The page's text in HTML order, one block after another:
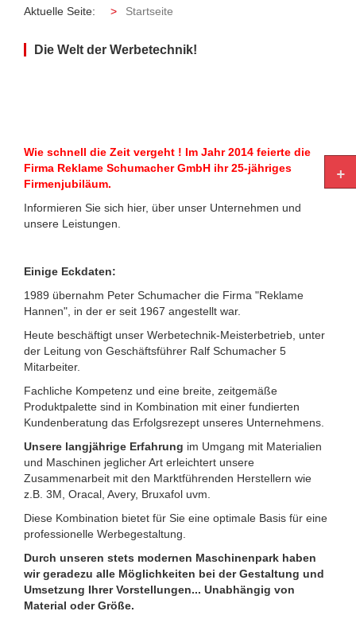
Aktuelle Seite: Startseite
Die Welt der Werbetechnik!
Wie schnell die Zeit vergeht ! Im Jahr 2014 feierte die
Firma Reklame Schumacher GmbH ihr 25-jähriges
Firmenjubiläum.
Informieren Sie sich hier, über unser Unternehmen und
unsere Leistungen.
Einige Eckdaten:
1989 übernahm Peter Schumacher die Firma "Reklame
Hannen", in der er seit 1967 angestellt war.
Heute beschäftigt unser Werbetechnik-Meisterbetrieb, unter
der Leitung von Geschäftsführer Ralf Schumacher 5
Mitarbeiter.
Fachliche Kompetenz und eine breite, zeitgemäße
Produktpalette sind in Kombination mit einer fundierten
Kundenberatung das Erfolgsrezept unseres Unternehmens.
Unsere langjährige Erfahrung im Umgang mit Materialien
und Maschinen jeglicher Art erleichtert unsere
Zusammenarbeit mit den Marktführenden Herstellern wie
z.B. 3M, Oracal, Avery, Bruxafol uvm.
Diese Kombination bietet für Sie eine optimale Basis für eine
professionelle Werbegestaltung.
Durch unseren stets modernen Maschinenpark haben
wir geradezu alle Möglichkeiten bei der Gestaltung und
Umsetzung Ihrer Vorstellungen... Unabhängig von
Material oder Größe.
+